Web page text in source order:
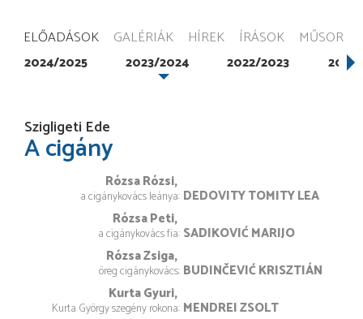
ELŐADÁSOK GALÉRIÁK HÍREK ÍRÁSOK MŰSOR
2024/2025 2023/2024 2022/2023
Szigligeti Ede
A cigány
Rózsa Rózsi
a cigánykovács leánya DEDOVITY TOMITY LEA
Rózsa Peti
a cigánykovács fia SADIKOVIĆ MARIJO
Rózsa Zsiga
öreg cigánykovács BUDINČEVIĆ KRISZTIÁN
Kurta Gyuri
Kurta György szegény rokona MENDREI ZSOLT